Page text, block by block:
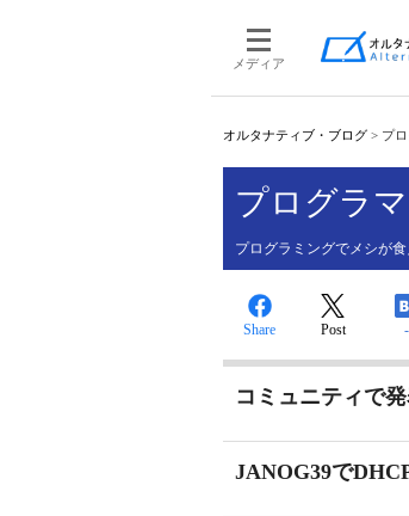
メディア
オルタナティブ・ブログ > プ
プログラ
プログラミングでメシが食
Share Post -
コミュニティで
JANOG39で